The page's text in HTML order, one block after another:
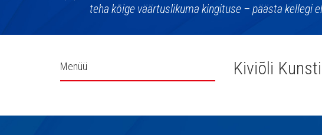
teha kõige väärtuslikuma kingituse – päästa kellegi
Külgpaani
Menüü Kiviõli